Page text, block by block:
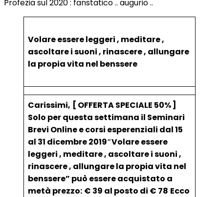
Profezia sul 2020 : fanstatico .. augurio ..
Volare essere leggeri , meditare ,
ascoltare i suoni , rinascere , allungare
la propia vita nel benssere
Carissimi, [ OFFERTA SPECIALE 50% ]
Solo per questa settimana il Seminari
Brevi Online e corsi esperenziali dal 15
al 31 dicembre 2019″Volare essere
leggeri , meditare , ascoltare i suoni ,
rinascere , allungare la propia vita nel
benssere” può essere acquistato a
metà prezzo: € 39 al posto di € 78 Ecco